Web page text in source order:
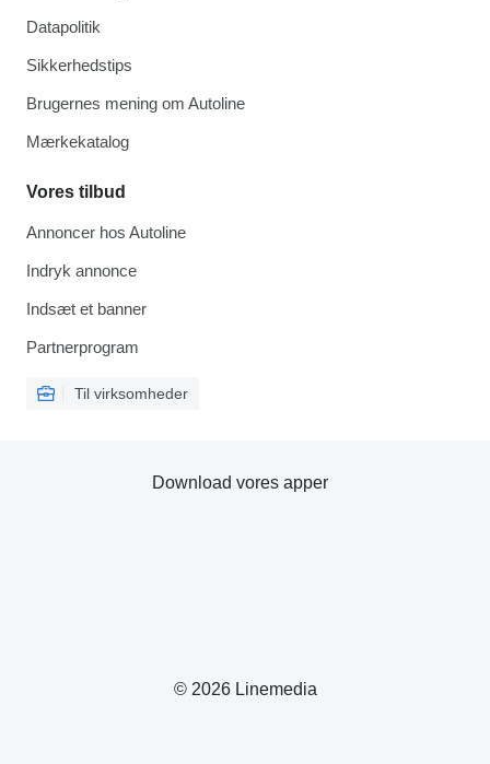
Datapolitik
Sikkerhedstips
Brugernes mening om Autoline
Mærkekatalog
Vores tilbud
Annoncer hos Autoline
Indryk annonce
Indsæt et banner
Partnerprogram
Til virksomheder
© 2026 Linemedia
Download vores apper